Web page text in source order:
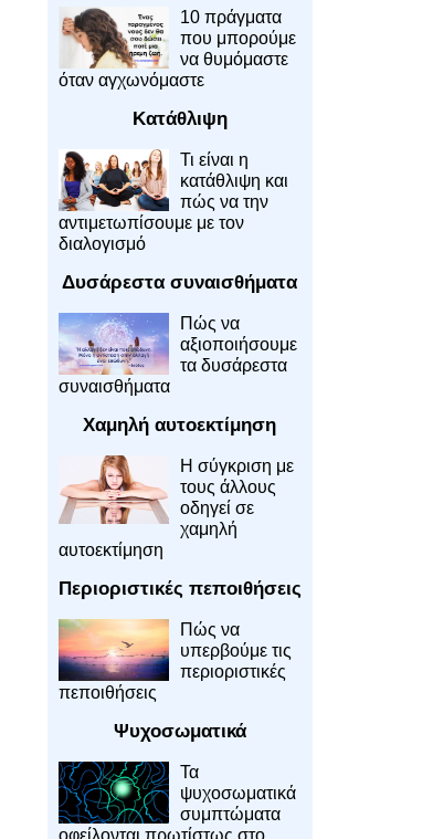
10 πράγματα
που μπορούμε
να θυμόμαστε
όταν αγχωνόμαστε
Κατάθλιψη
Τι είναι η
κατάθλιψη και
πώς να την
αντιμετωπίσουμε με τον
διαλογισμό
Δυσάρεστα συναισθήματα
Πώς να
αξιοποιήσουμε
τα δυσάρεστα
συναισθήματα
Χαμηλή αυτοεκτίμηση
Η σύγκριση με
τους άλλους
οδηγεί σε
χαμηλή
αυτοεκτίμηση
Περιοριστικές πεποιθήσεις
Πώς να
υπερβούμε τις
περιοριστικές
πεποιθήσεις
Ψυχοσωματικά
Τα
ψυχοσωματικά
συμπτώματα
οφείλονται πρωτίστως στο